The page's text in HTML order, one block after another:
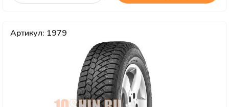
Артикул: 1979